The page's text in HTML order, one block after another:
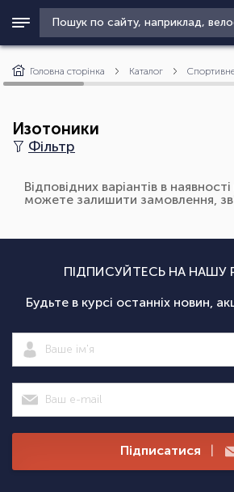
Головна сторінка Каталог
Изотоники
Фільтр
Відповідних варіантів в
можете залишити замовлення,
ПІДПИСУЙТЕСЬ НА НАШУ
Будьте в курсі останніх новин,
Підписатися |